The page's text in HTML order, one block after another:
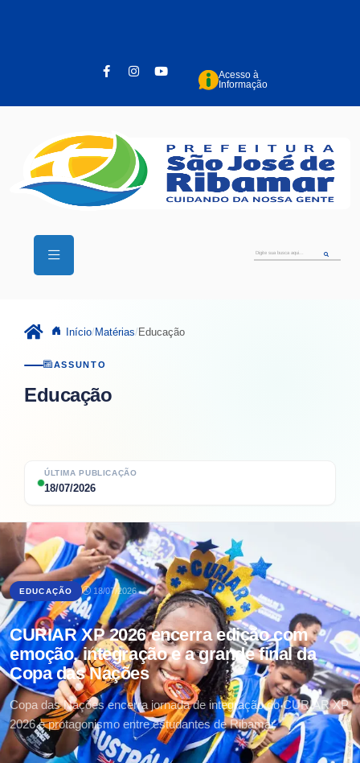
Acesso à
Informação
Início Matérias Educação
ASSUNTO
Educação
ÚLTIMA PUBLICAÇÃO
18/07/2026
EDUCAÇÃO 18/07/2026
CURIAR XP 2026 encerra edição com
emoção, integração e a grande final da
Copa das Nações
Copa das Nações encerra jornada de integração do CURIAR XP
2026 e protagonismo entre estudantes de Ribamar